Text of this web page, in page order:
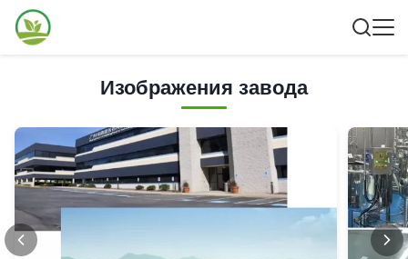
Изображения завода